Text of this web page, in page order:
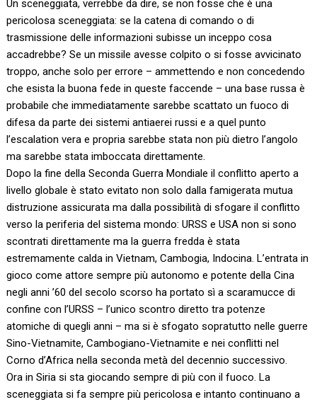
Un sceneggiata, verrebbe da dire, se non fosse che è una
pericolosa sceneggiata: se la catena di comando o di
trasmissione delle informazioni subisse un inceppo cosa
accadrebbe? Se un missile avesse colpito o si fosse avvicinato
troppo, anche solo per errore – ammettendo e non concedendo
che esista la buona fede in queste faccende – una base russa è
probabile che immediatamente sarebbe scattato un fuoco di
difesa da parte dei sistemi antiaerei russi e a quel punto
l’escalation vera e propria sarebbe stata non più dietro l’angolo
ma sarebbe stata imboccata direttamente.
Dopo la fine della Seconda Guerra Mondiale il conflitto aperto a
livello globale è stato evitato non solo dalla famigerata mutua
distruzione assicurata ma dalla possibilità di sfogare il conflitto
verso la periferia del sistema mondo: URSS e USA non si sono
scontrati direttamente ma la guerra fredda è stata
estremamente calda in Vietnam, Cambogia, Indocina. L’entrata in
gioco come attore sempre più autonomo e potente della Cina
negli anni ’60 del secolo scorso ha portato sì a scaramucce di
confine con l’URSS – l’unico scontro diretto tra potenze
atomiche di quegli anni – ma si è sfogato sopratutto nelle guerre
Sino-Vietnamite, Cambogiano-Vietnamite e nei conflitti nel
Corno d’Africa nella seconda metà del decennio successivo.
Ora in Siria si sta giocando sempre di più con il fuoco. La
sceneggiata si fa sempre più pericolosa e intanto continuano a